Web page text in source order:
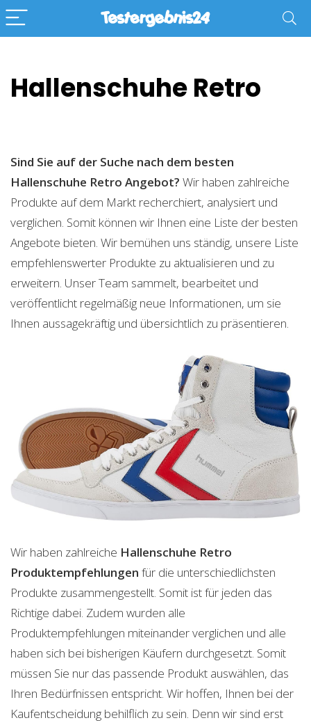
Hallenschuhe Retro
Sind Sie auf der Suche nach dem besten
Hallenschuhe Retro Angebot? Wir haben zahlreiche
Produkte auf dem Markt recherchiert, analysiert und
verglichen. Somit können wir Ihnen eine Liste der besten
Angebote bieten. Wir bemühen uns ständig, unsere Liste
empfehlenswerter Produkte zu aktualisieren und zu
erweitern. Unser Team sammelt, bearbeitet und
veröffentlicht regelmäßig neue Informationen, um sie
Ihnen aussagekräftig und übersichtlich zu präsentieren.
Wir haben zahlreiche Hallenschuhe Retro
Produktempfehlungen für die unterschiedlichsten
Produkte zusammengestellt. Somit ist für jeden das
Richtige dabei. Zudem wurden alle
Produktempfehlungen miteinander verglichen und alle
haben sich bei bisherigen Käufern durchgesetzt. Somit
müssen Sie nur das passende Produkt auswählen, das
Ihren Bedürfnissen entspricht. Wir hoffen, Ihnen bei der
Kaufentscheidung behilflich zu sein. Denn wir sind erst